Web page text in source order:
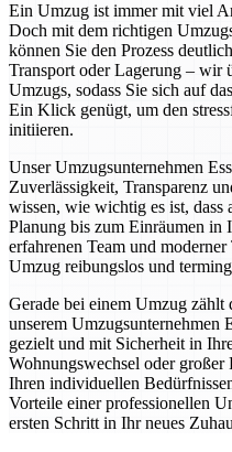
Ein Umzug ist immer mit viel
Doch mit dem richtigen
können Sie den Prozess
Transport oder Lagerung – wir
Umzugs, sodass Sie sich auf
Ein Klick genügt, um den
initiieren.
Unser Umzugsunternehmen
Zuverlässigkeit, Transparenz
wissen, wie wichtig es ist, dass
Planung bis zum Einräumen in
erfahrenen Team und
Umzug reibungslos und
Gerade bei einem Umzug
unserem Umzugsunternehmen
gezielt und mit Sicherheit in
Wohnungswechsel oder
Ihren individuellen
Vorteile einer professionellen
ersten Schritt in Ihr neues